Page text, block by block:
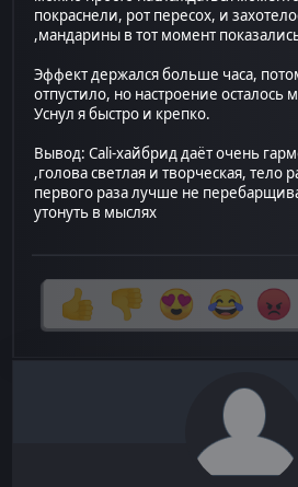
покраснели, рот пересох, и
,мандарины в тот момент
Эффект держался больше часа,
отпустило, но настроение
Уснул я быстро и крепко.
Вывод: Cali-хайбрид даёт очень
,голова светлая и творческая, тело
первого раза лучше не
утонуть в мыслях